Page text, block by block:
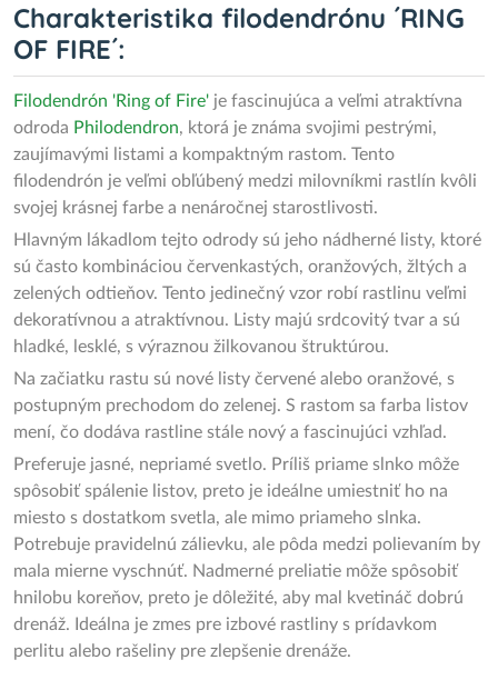
Charakteristika filodendrónu ´RING
OF FIRE´:
Filodendrón 'Ring of Fire' je fascinujúca a veľmi atraktívna
odroda Philodendron, ktorá je známa svojimi pestrými,
zaujímavými listami a kompaktným rastom. Tento
filodendrón je veľmi obľúbený medzi milovníkmi rastlín kvôli
svojej krásnej farbe a nenáročnej starostlivosti.
Hlavným lákadlom tejto odrody sú jeho nádherné listy, ktoré
sú často kombináciou červenkastých, oranžových, žltých a
zelených odtieňov. Tento jedinečný vzor robí rastlinu veľmi
dekoratívnou a atraktívnou. Listy majú srdcovitý tvar a sú
hladké, lesklé, s výraznou žilkovanou štruktúrou.
Na začiatku rastu sú nové listy červené alebo oranžové, s
postupným prechodom do zelenej. S rastom sa farba listov
mení, čo dodáva rastline stále nový a fascinujúci vzhľad.
Preferuje jasné, nepriamé svetlo. Príliš priame slnko môže
spôsobiť spálenie listov, preto je ideálne umiestniť ho na
miesto s dostatkom svetla, ale mimo priameho slnka.
Potrebuje pravidelnú zálievku, ale pôda medzi polievaním by
mala mierne vyschnúť. Nadmerné preliatie môže spôsobiť
hnilobu koreňov, preto je dôležité, aby mal kvetináč dobrú
drenáž. Ideálna je zmes pre izbové rastliny s prídavkom
perlitu alebo rašeliny pre zlepšenie drenáže.